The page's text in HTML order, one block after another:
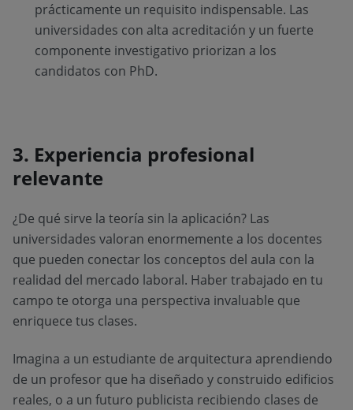
prácticamente un requisito indispensable. Las
universidades con alta acreditación y un fuerte
componente investigativo priorizan a los
candidatos con PhD.
3. Experiencia profesional
relevante
¿De qué sirve la teoría sin la aplicación? Las
universidades valoran enormemente a los docentes
que pueden conectar los conceptos del aula con la
realidad del mercado laboral. Haber trabajado en tu
campo te otorga una perspectiva invaluable que
enriquece tus clases.
Imagina a un estudiante de arquitectura aprendiendo
de un profesor que ha diseñado y construido edificios
reales, o a un futuro publicista recibiendo clases de